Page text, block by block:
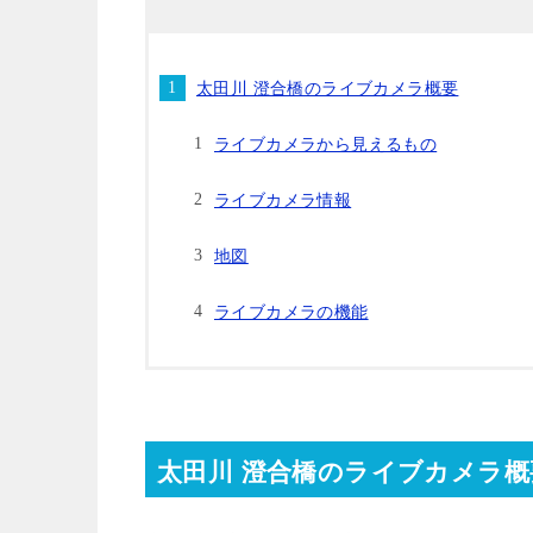
太田川 澄合橋のライブカメラ概要
ライブカメラから見えるもの
ライブカメラ情報
地図
ライブカメラの機能
太田川 澄合橋のライブカメラ